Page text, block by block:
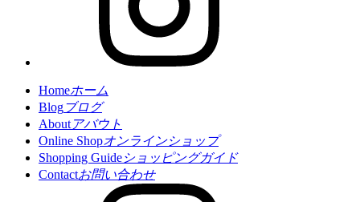
Homeホーム
Blogブログ
About アバウト
Online Shopオンラインショップ
Shopping Guideショッピングガイド
Contactお問い合わせ